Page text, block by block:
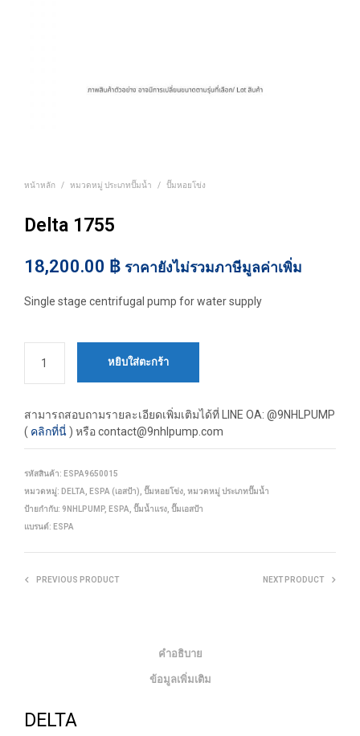
หน้าหลัก / หมวดหมู่ ประเภทปั๊มน้ำ / ปั๊มหอยโข่ง
Delta 1755
18,200.00 ฿ ราคายังไม่รวมภาษีมูลค่าเพิ่ม
Single stage centrifugal pump for water supply
หยิบใส่ตะกร้า
สามารถสอบถามรายละเอียดเพิ่มเติมได้ที่LINE OA: @9NHLPUMP
( คลิกที่นี่) หรือ contact@9nhlpump.com
รหัสสินค้า: ESPA9650015
หมวดหมู่: DELTA ESPA (เอสป้า) ปั๊มหอยโข่ง หมวดหมู่ ประเภทปั๊มน้ำ
ป้ายกำกับ: 9NHLPUMP, ESPA ปั๊มน้ำแรง ปั๊มเอสป้า
แบรนด์: ESPA
PREVIOUS PRODUCT NEXT PRODUCT
คำอธิบาย
ข้อมูลเพิ่มเติม
DELTA